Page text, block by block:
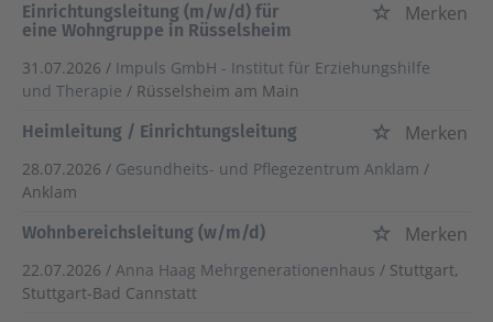
Einrichtungsleitung (m/w/d) für
eine Wohngruppe in Rüsselsheim
Merken
31.07.2026 / Impuls GmbH - Institut für Erziehungshilfe
und Therapie / Rüsselsheim am Main
Heimleitung / Einrichtungsleitung
Merken
28.07.2026 / Gesundheits- und Pflegezentrum Anklam /
Anklam
Wohnbereichsleitung (w/m/d)
Merken
22.07.2026 / Anna Haag Mehrgenerationenhaus / Stuttgart,
Stuttgart-Bad Cannstatt